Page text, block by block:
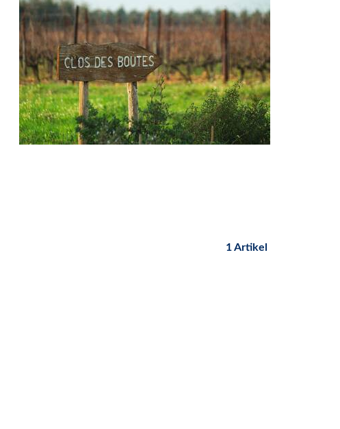
1 Artikel